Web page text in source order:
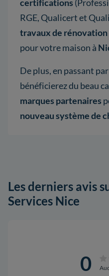
certifications
RGE, Qualicert et
travaux de
pour votre maison à
De plus, en passant
bénéficierez du beau
marques partenaires
nouveau système de
Les derniers avis
Services Nice
0